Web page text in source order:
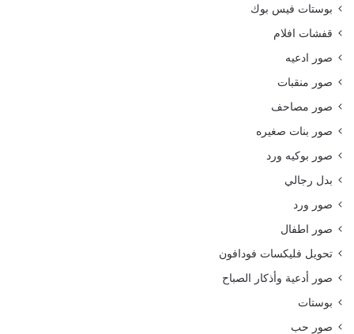
بوستات فيس بوك
قفشات افلام
صور ادعيه
صور منقبات
صور مصاحف
صور بنات صغيره
صور بوكيه ورد
بدل رجالي
صور ورد
صور اطفال
تحويل فليكسات فودافون
صور أدعية وأذكار الصباح
بوستات
صور حب